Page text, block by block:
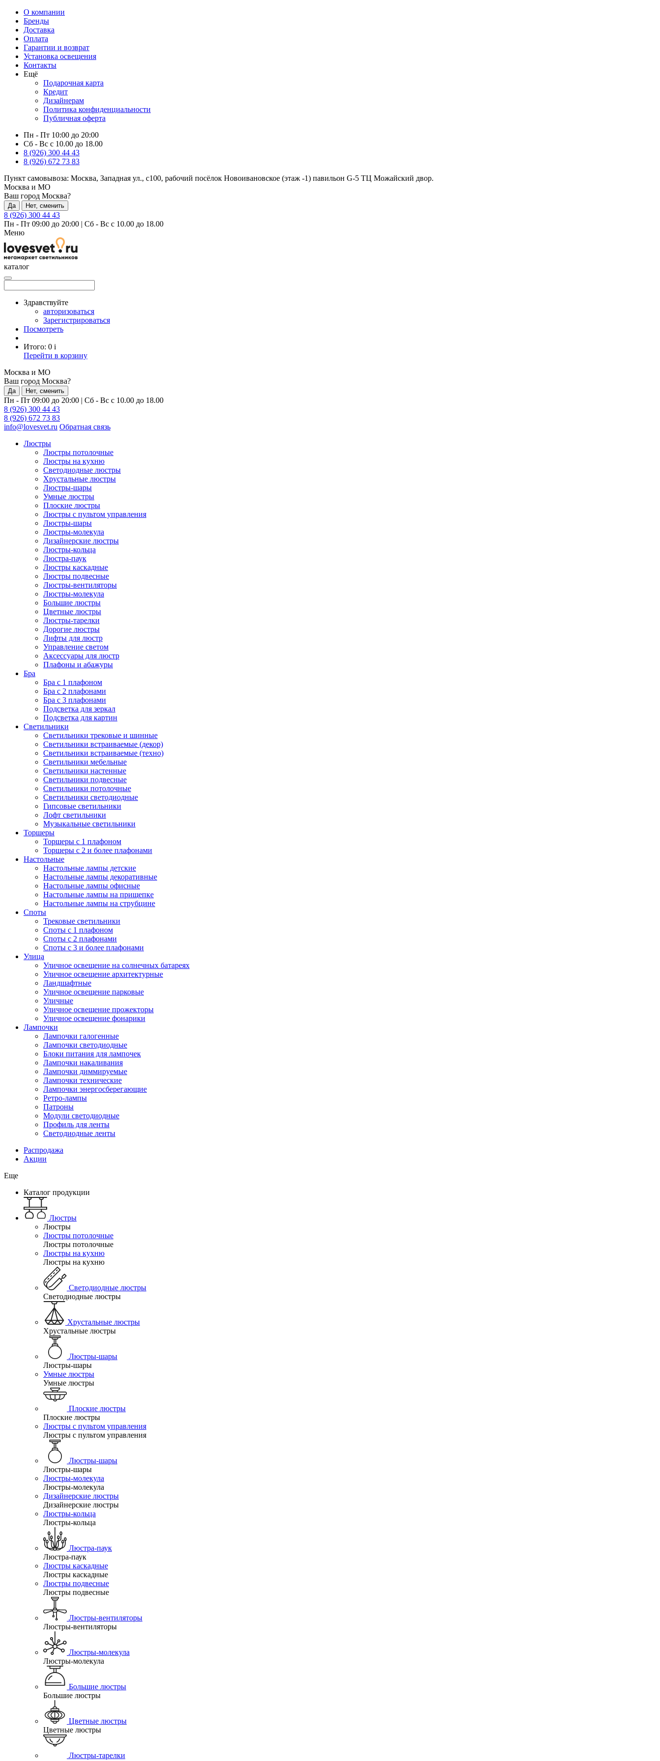
О компании
Бренды
Доставка
Оплата
Гарантии и возврат
Установка освещения
Контакты
Ещё
Подарочная карта
Кредит
Дизайнерам
Политика конфиденциальности
Публичная оферта
Пн - Пт 10:00 до 20:00
Сб - Вс с 10.00 до 18.00
8 (926) 300 44 43
8 (926) 672 73 83
Пункт самовывоза: Москва, Западная ул., с100, рабочий посёлок Новоивановское (этаж -1) павильон G-5 ТЦ Можайский двор.
Москва и МО
Ваш город Москва?
Да Нет, сменить
8 (926) 300 44 43
Пн - Пт 09:00 до 20:00 | Сб - Вс с 10.00 до 18.00
Меню
каталог
Здравствуйте
авторизоваться
Зарегистрироваться
Посмотреть
Итого: 0 i
Перейти в корзину
Москва и МО
Ваш город Москва?
Да Нет, сменить
Пн - Пт 09:00 до 20:00 | Сб - Вс с 10.00 до 18.00
8 (926) 300 44 43
8 (926) 672 73 83
info@lovesvet.ru Обратная связь
Люстры
Люстры потолочные
Люстры на кухню
Светодиодные люстры
Хрустальные люстры
Люстры-шары
Умные люстры
Плоские люстры
Люстры с пультом управления
Люстры-шары
Люстры-молекула
Дизайнерские люстры
Люстры-кольца
Люстра-паук
Люстры каскадные
Люстры подвесные
Люстры-вентиляторы
Люстры-молекула
Большие люстры
Цветные люстры
Люстры-тарелки
Дорогие люстры
Лифты для люстр
Управление светом
Аксессуары для люстр
Плафоны и абажуры
Бра
Бра с 1 плафоном
Бра с 2 плафонами
Бра с 3 плафонами
Подсветка для зеркал
Подсветка для картин
Светильники
Светильники трековые и шинные
Светильники встраиваемые (декор)
Светильники встраиваемые (техно)
Светильники мебельные
Светильники настенные
Светильники подвесные
Светильники потолочные
Светильники светодиодные
Гипсовые светильники
Лофт светильники
Музыкальные светильники
Торшеры
Торшеры с 1 плафоном
Торшеры с 2 и более плафонами
Настольные
Настольные лампы детские
Настольные лампы декоративные
Настольные лампы офисные
Настольные лампы на прищепке
Настольные лампы на струбцине
Споты
Трековые светильники
Споты с 1 плафоном
Споты с 2 плафонами
Споты с 3 и более плафонами
Улица
Уличное освещение на солнечных батареях
Уличное освещение архитектурные
Ландшафтные
Уличное освещение парковые
Уличные
Уличное освещение прожекторы
Уличное освещение фонарики
Лампочки
Лампочки галогенные
Лампочки светодиодные
Блоки питания для лампочек
Лампочки накаливания
Лампочки диммируемые
Лампочки технические
Лампочки энергосберегающие
Ретро-лампы
Патроны
Модули светодиодные
Профиль для ленты
Светодиодные ленты
Распродажа
Акции
Еще
Каталог продукции
Люстры
Люстры
Люстры потолочные
Люстры потолочные
Люстры на кухню
Люстры на кухню
Светодиодные люстры
Светодиодные люстры
Хрустальные люстры
Хрустальные люстры
Люстры-шары
Люстры-шары
Умные люстры
Умные люстры
Плоские люстры
Плоские люстры
Люстры с пультом управления
Люстры с пультом управления
Люстры-шары
Люстры-шары
Люстры-молекула
Люстры-молекула
Дизайнерские люстры
Дизайнерские люстры
Люстры-кольца
Люстры-кольца
Люстра-паук
Люстра-паук
Люстры каскадные
Люстры каскадные
Люстры подвесные
Люстры подвесные
Люстры-вентиляторы
Люстры-вентиляторы
Люстры-молекула
Люстры-молекула
Большие люстры
Большие люстры
Цветные люстры
Цветные люстры
Люстры-тарелки